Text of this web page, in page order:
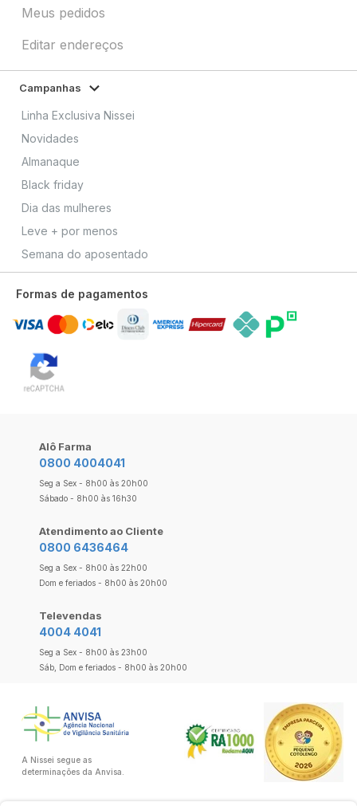
Meus pedidos
Editar endereços
Campanhas
Linha Exclusiva Nissei
Novidades
Almanaque
Black friday
Dia das mulheres
Leve + por menos
Semana do aposentado
Formas de pagamentos
Alô Farma
0800 4004041
Seg a Sex - 8h00 às 20h00
Sábado - 8h00 às 16h30
Atendimento ao Cliente
0800 6436464
Seg a Sex - 8h00 às 22h00
Dom e feriados - 8h00 às 20h00
Televendas
4004 4041
Seg a Sex - 8h00 às 23h00
Sáb, Dom e feriados - 8h00 às 20h00
A Nissei segue as
determinações da Anvisa.